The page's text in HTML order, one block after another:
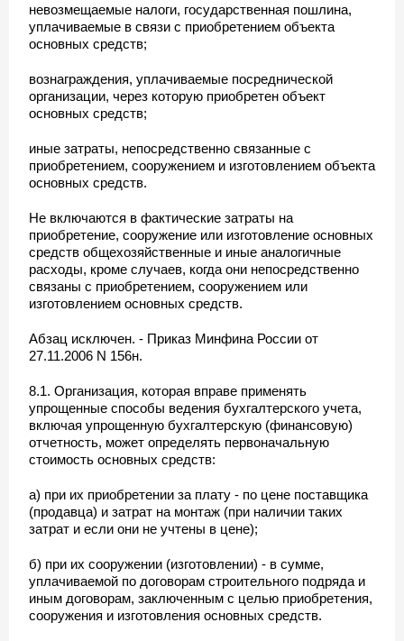
невозмещаемые налоги, государственная пошлина,
уплачиваемые в связи с приобретением объекта
основных средств;
вознаграждения, уплачиваемые посреднической
организации, через которую приобретен объект
основных средств;
иные затраты, непосредственно связанные с
приобретением, сооружением и изготовлением объекта
основных средств.
Не включаются в фактические затраты на
приобретение, сооружение или изготовление основных
средств общехозяйственные и иные аналогичные
расходы, кроме случаев, когда они непосредственно
связаны с приобретением, сооружением или
изготовлением основных средств.
Абзац исключен. - Приказ Минфина России от
27.11.2006 N 156н.
8.1. Организация, которая вправе применять
упрощенные способы ведения бухгалтерского учета,
включая упрощенную бухгалтерскую (финансовую)
отчетность, может определять первоначальную
стоимость основных средств:
а) при их приобретении за плату - по цене поставщика
(продавца) и затрат на монтаж (при наличии таких
затрат и если они не учтены в цене);
б) при их сооружении (изготовлении) - в сумме,
уплачиваемой по договорам строительного подряда и
иным договорам, заключенным с целью приобретения,
сооружения и изготовления основных средств.